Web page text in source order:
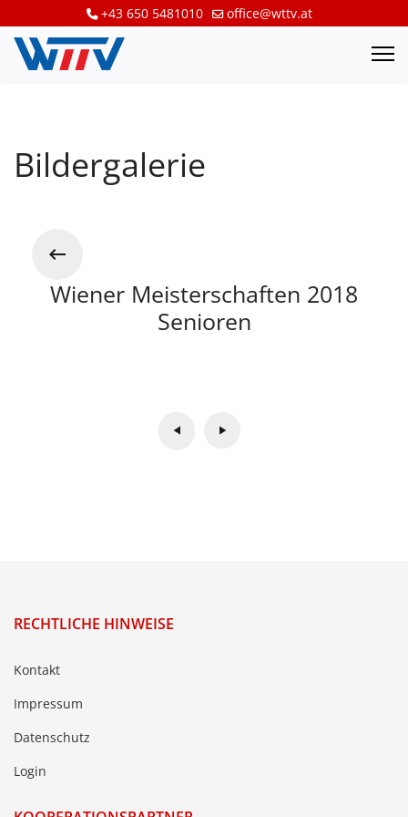
+43 650 5481010 office@wttv.at
Bildergalerie
Wiener Meisterschaften 2018
Senioren
RECHTLICHE HINWEISE
Kontakt
Impressum
Datenschutz
Login